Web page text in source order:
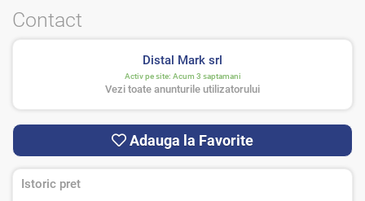
Contact
Distal Mark srl
Activ pe site: Acum 3 saptamani
Vezi toate anunturile utilizatorului
Adauga la Favorite
Istoric pret